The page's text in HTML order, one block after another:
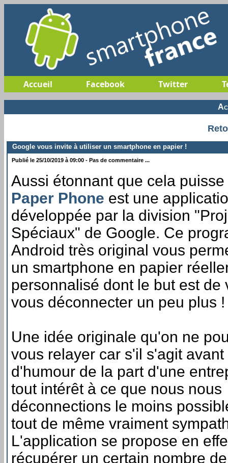
Accueil Facebook Twitter
Google vous invite à utiliser un smartphone en papier !
Publié le 25/10/2019 à 09:00 - Pas de commentaire ...
Aussi étonnant que cela
Paper Phone est une
développée par la division
Spéciaux" de Google. Ce
Android très original vous
un smartphone en papier
personnalisé dont le but est de
vous déconnecter un peu plus !
Une idée originale qu'on ne
vous relayer car s'il s'agit
d'humour de la part d'une
tout intérêt à ce que nous nous
déconnections le moins
tout de même vraiment
L'application se propose en
récupérer un certain nombre